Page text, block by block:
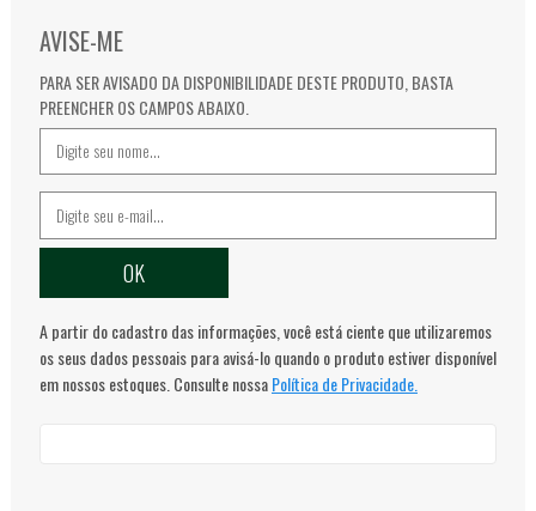
AVISE-ME
PARA SER AVISADO DA DISPONIBILIDADE DESTE PRODUTO, BASTA
PREENCHER OS CAMPOS ABAIXO.
A partir do cadastro das informações, você está ciente que utilizaremos
os seus dados pessoais para avisá-lo quando o produto estiver disponível
em nossos estoques. Consulte nossaPolítica de Privacidade.